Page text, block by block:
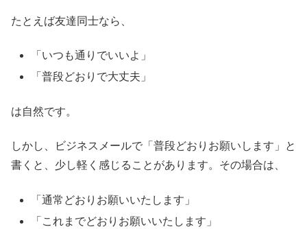
たとえば友達同士なら、
「いつも通りでいいよ」
「普段どおりで大丈夫」
は自然です。
しかし、ビジネスメールで「普段どおりお願いします」と
書くと、少し軽く感じることがあります。その場合は、
「通常どおりお願いいたします」
「これまでどおりお願いいたします」